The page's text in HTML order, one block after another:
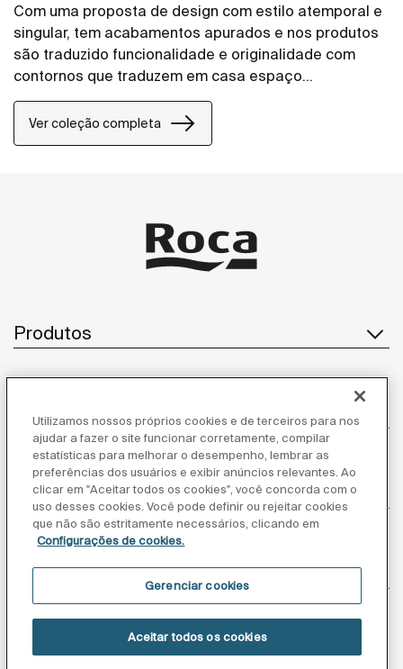
Com uma proposta de design com estilo atemporal e
singular, tem acabamentos apurados e nos produtos
são traduzido funcionalidade e originalidade com
contornos que traduzem em casa espaço
sofisticação e precisão.
Ver coleção completa
Produtos
Atendimento ao cliente
Sobre nós
Inspiração
Siga-nos
Utilizamos nossos próprios cookies e de terceiros para nos
ajudar a fazer o site funcionar corretamente, compilar
estatísticas para melhorar o desempenho, lembrar as
preferências dos usuários e exibir anúncios relevantes. Ao
clicar em "Aceitar todos os cookies", você concorda com o
uso desses cookies. Você pode definir ou rejeitar cookies
que não são estritamente necessários, clicando em
Configurações de cookies.
Gerenciar cookies
Aceitar todos os cookies